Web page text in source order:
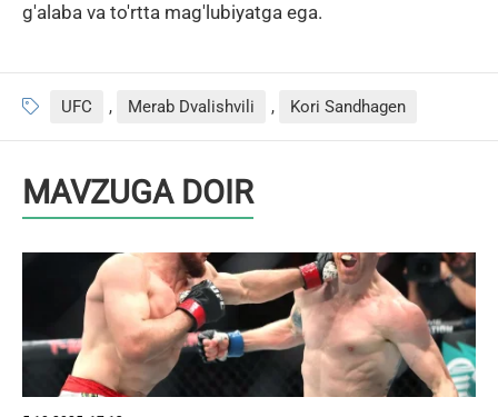
g'alaba va to'rtta mag'lubiyatga ega.
UFC , Merab Dvalishvili , Kori Sandhagen
MAVZUGA DOIR